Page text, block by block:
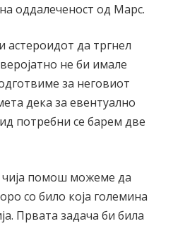
оддалеченост од Марс.
астероидот да тргнел
не би имале
за неговиот
дека за евентуално
потребни се барем две
чија помош можеме да
со било која големина
Првата задача би била